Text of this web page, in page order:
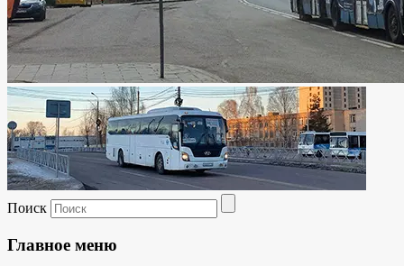
Поиск
Главное меню